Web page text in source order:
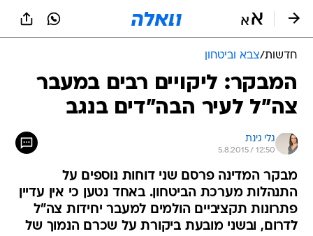
חדשות/צבא וביטחון
המבקר: ליקויים רבים במעבר
צה"ל לעיר הבה"דים בנגב
גלי גינת
5.8.2015 / 12:50
מבקר המדינה פרסם שני דוחות נוספים על
התנהלות מערכת הביטחון. באחד נטען כי אין עדיין
פתרונות תקציביים הולמים למעבר יחידות צה"ל
לדרום, ובשני מובעת ביקורת על שכרם הנמוך של